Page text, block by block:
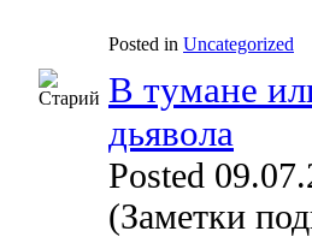
Posted in Uncategorized
В тумане
дьявола
Posted
(Заметки